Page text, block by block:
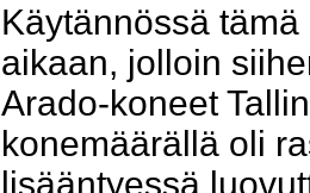
Käytännössä
aikaan, jolloin
Arado-koneet
konemäärällä oli
lisääntyessä